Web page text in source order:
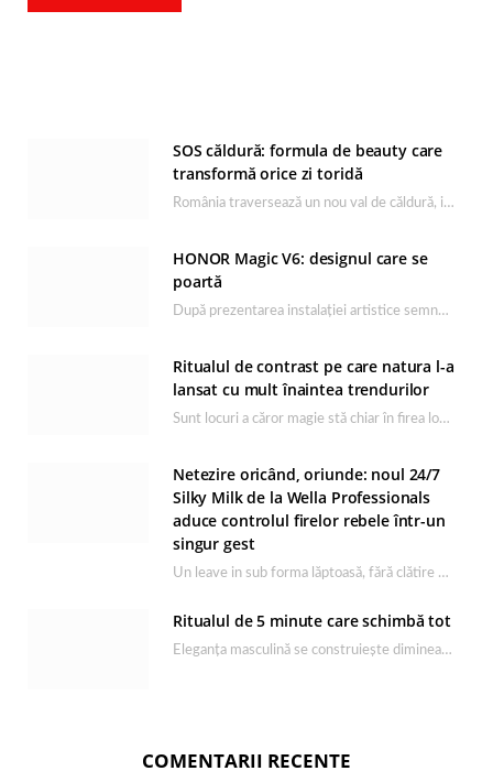
SOS căldură: formula de beauty care
transformă orice zi toridă
România traversează un nou val de căldură, iar rutina de îngrijire capătă un rol esențial…
HONOR Magic V6: designul care se
poartă
După prezentarea instalației artistice semnată de Catrinel Săbăciag în cadrul evenimentului de lansare HONOR Magic…
Ritualul de contrast pe care natura l-a
lansat cu mult înaintea trendurilor
Sunt locuri a căror magie stă chiar în firea lor naturală, iar Lacul Ursu din…
Netezire oricând, oriunde: noul 24/7
Silky Milk de la Wella Professionals
aduce controlul firelor rebele într-un
singur gest
Un leave in sub forma lăptoasă, fără clătire care completează rutina Ultimate Smooth și transformă…
Ritualul de 5 minute care schimbă tot
Eleganța masculină se construiește dimineața, în câteva minute și cu produsele potrivite. O rutină de…
COMENTARII RECENTE